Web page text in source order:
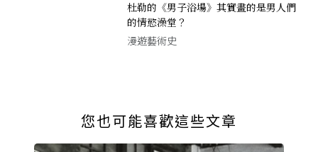
杜勒的《男子浴場》其實畫的是男人們
的情慾澡堂？
漫遊藝術史
您也可能喜歡這些文章